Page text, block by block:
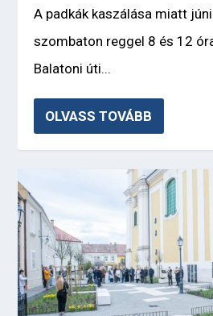
A padkák kaszálása miatt
szombaton reggel 8 és 12
Balatoni úti...
OLVASS TOVÁBB